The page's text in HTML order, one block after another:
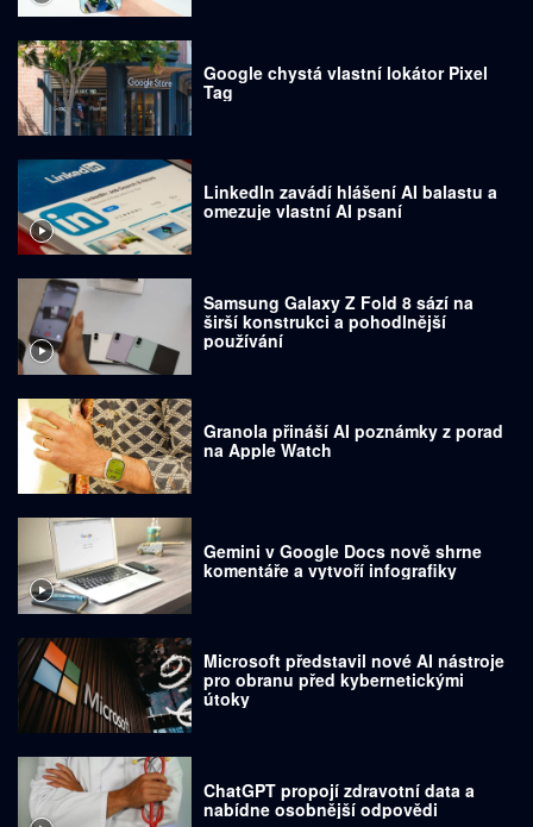
Google chystá vlastní lokátor Pixel
Tag
LinkedIn zavádí hlášení AI balastu a
omezuje vlastní AI psaní
Samsung Galaxy Z Fold 8 sází na
širší konstrukci a pohodlnější
používání
Granola přináší AI poznámky z porad
na Apple Watch
Gemini v Google Docs nově shrne
komentáře a vytvoří infografiky
Microsoft představil nové AI nástroje
pro obranu před kybernetickými
útoky
ChatGPT propojí zdravotní data a
nabídne osobnější odpovědi